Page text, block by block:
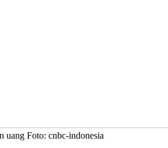
uang Foto: cnbc-indonesia